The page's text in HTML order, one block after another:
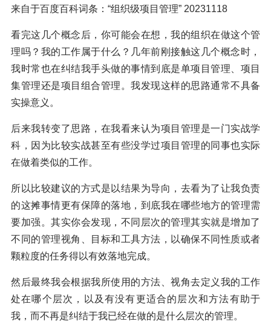
来自于百度百科词条：“组织级项目管理” 20231118
看完这几个概念后，你可能会在想，我的组织在做这个管
理吗？我的工作属于什么？几年前刚接触这几个概念时，
我时常也在纠结我手头做的事情到底是单项目管理、项目
集管理还是项目组合管理。我发现这样的思路通常不具备
实操意义。
后来我转变了思路，在我看来认为项目管理是一门实战学
科，因为比较实战甚至有些没学过项目管理的同事也实际
在做着类似的工作。
所以比较建议的方式是以结果为导向，去看为了让我负责
的这摊事情更有保障的落地，到底我在哪些地方的管理需
要加强。其实你会发现，不同层次的管理其实就是增加了
不同的管理视角、目标和工具方法，以确保不同性质或者
颗粒度的任务得以有效落地完成。
然后最终我会根据我所使用的方法、视角去定义我的工作
处在哪个层次，以及有没有更适合的层次和方法有助于
我，而不再是纠结于我已经在做的是什么层次的管理。